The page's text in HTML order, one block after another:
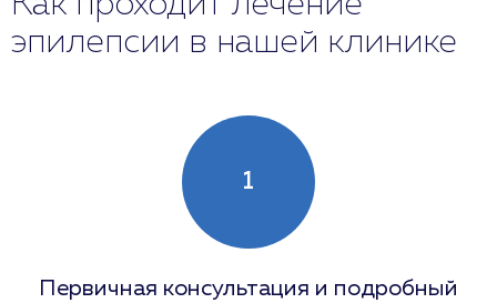
эпилепсии в нашей клинике
1
Первичная консультация и подробный